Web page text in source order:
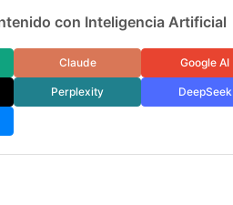
con Inteligencia Artificial
Claude Google AI
Perplexity DeepSeek